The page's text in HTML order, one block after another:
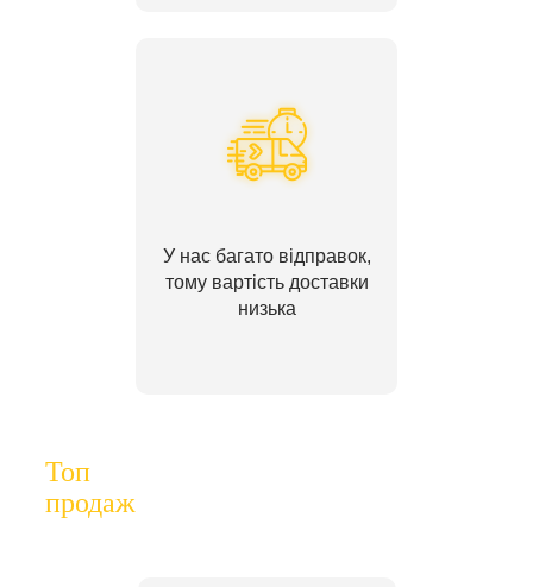
У нас багато відправок,
тому вартість доставки
низька
Топ
продаж